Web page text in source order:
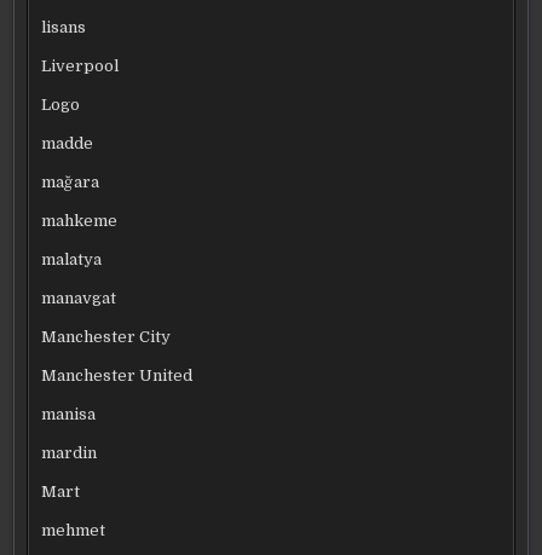
lisans
Liverpool
Logo
madde
mağara
mahkeme
malatya
manavgat
Manchester City
Manchester United
manisa
mardin
Mart
mehmet